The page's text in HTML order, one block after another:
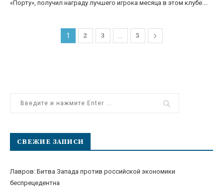
«Порту», получил награду лучшего игрока месяца в этом клубе.…
1 2 3 5
СВЕЖИЕ ЗАПИСИ
Лавров: Битва Запада против российской экономики
беспрецедентна